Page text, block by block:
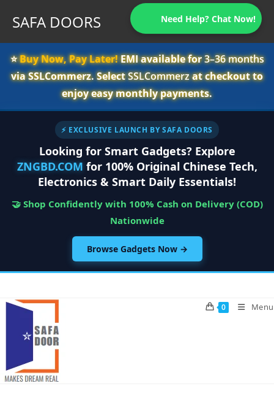
SAFA DOORS Need Help? Chat Now!
⭐️Buy Now, Pay Later!EMI available for3–36 months
via SSLCommerz. SelectSSLCommerzat checkout to
enjoy easy monthly payments.
⚡ EXCLUSIVE LAUNCH BY SAFA DOORS
Looking for Smart Gadgets? Explore
ZNGBD.COM for 100% Original Chinese Tech,
Electronics & Smart Daily Essentials!
🤝 Shop Confidently with 100% Cash on Delivery (COD)
Nationwide
Browse Gadgets Now →
content
0 Menu